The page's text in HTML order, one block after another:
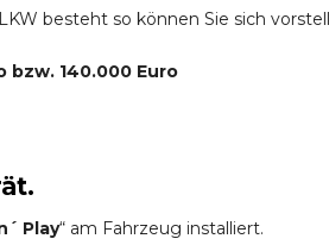
besteht so können Sie sich
bzw. 140.000 Euro
Play“ am Fahrzeug installiert.